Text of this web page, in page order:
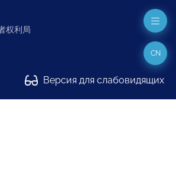
权利局
Версия для слабовидящих
CN